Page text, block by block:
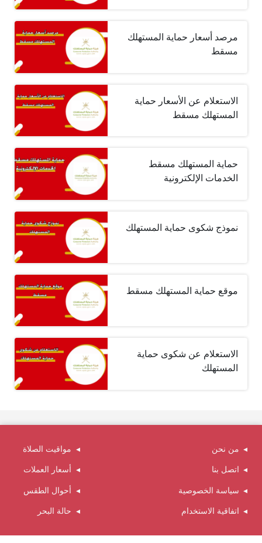
مرصد أسعار حماية المستهلك
مسقط
الاستعلام عن الأسعار حماية
المستهلك مسقط
حماية المستهلك مسقط
الخدمات الإلكترونية
نموذج شكوى حماية المستهلك
موقع حماية المستهلك مسقط
الاستعلام عن شكوى حماية
المستهلك
من نحن
اتصل بنا
سياسة الخصوصية
اتفاقية الاستخدام
مواقيت الصلاة
أسعار العملات
أحوال الطقس
حالة البحر